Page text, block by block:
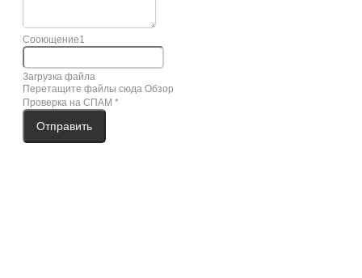
Сооющение1
Загрузка файла
Перетащите файлы сюда Обзор
Проверка на СПАМ *
Отправить